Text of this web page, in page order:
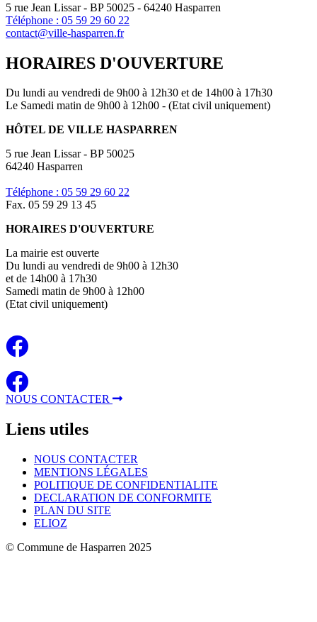
5 rue Jean Lissar - BP 50025 - 64240 Hasparren
Téléphone : 05 59 29 60 22
contact@ville-hasparren.fr
HORAIRES D'OUVERTURE
Du lundi au vendredi de 9h00 à 12h30 et de 14h00 à 17h30
Le Samedi matin de 9h00 à 12h00 - (Etat civil uniquement)
HÔTEL DE VILLE HASPARREN
5 rue Jean Lissar - BP 50025
64240 Hasparren
Téléphone : 05 59 29 60 22
Fax. 05 59 29 13 45
HORAIRES D'OUVERTURE
La mairie est ouverte
Du lundi au vendredi de 9h00 à 12h30
et de 14h00 à 17h30
Samedi matin de 9h00 à 12h00
(Etat civil uniquement)
NOUS CONTACTER
Liens utiles
NOUS CONTACTER
MENTIONS LÉGALES
POLITIQUE DE CONFIDENTIALITE
DECLARATION DE CONFORMITE
PLAN DU SITE
ELIOZ
© Commune de Hasparren 2025